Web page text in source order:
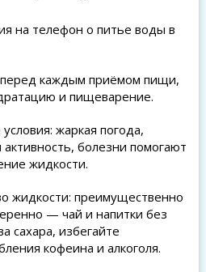
на телефон о питье воды в
каждым приёмом пищи,
и пищеварение.
жаркая погода,
активность, болезни помогают
жидкости.
жидкости: преимущественно
— чай и напитки без
сахара, избегайте
кофеина и алкоголя.